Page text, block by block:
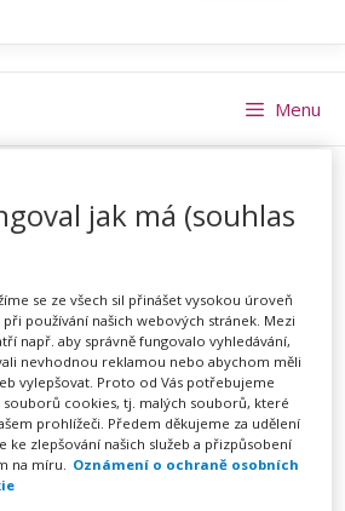
negativní
mysl na
Menu
jak má (souhlas
se ze všech sil přinášet vysokou úroveň
používání našich webových stránek. Mezi
např. aby správně fungovalo vyhledávání,
nevhodnou reklamou nebo abychom měli
vylepšovat. Proto od Vás potřebujeme
souborů cookies, tj. malých souborů, které
prohlížeči. Předem děkujeme za udělení
ke zlepšování našich služeb a přizpůsobení
na míru. Oznámení o ochraně osobních